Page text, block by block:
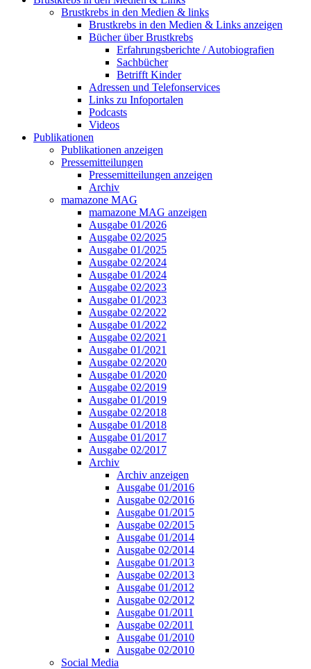
Brustkrebs in den Medien & links
Brustkrebs in den Medien & Links anzeigen
Bücher über Brustkrebs
Erfahrungsberichte / Autobiografien
Sachbücher
Betrifft Kinder
Adressen und Telefonservices
Links zu Infoportalen
Podcasts
Videos
Publikationen
Publikationen anzeigen
Pressemitteilungen
Pressemitteilungen anzeigen
Archiv
mamazone MAG
mamazone MAG anzeigen
Ausgabe 01/2026
Ausgabe 02/2025
Ausgabe 01/2025
Ausgabe 02/2024
Ausgabe 01/2024
Ausgabe 02/2023
Ausgabe 01/2023
Ausgabe 02/2022
Ausgabe 01/2022
Ausgabe 02/2021
Ausgabe 01/2021
Ausgabe 02/2020
Ausgabe 01/2020
Ausgabe 02/2019
Ausgabe 01/2019
Ausgabe 02/2018
Ausgabe 01/2018
Ausgabe 01/2017
Ausgabe 02/2017
Archiv
Archiv anzeigen
Ausgabe 01/2016
Ausgabe 02/2016
Ausgabe 01/2015
Ausgabe 02/2015
Ausgabe 01/2014
Ausgabe 02/2014
Ausgabe 01/2013
Ausgabe 02/2013
Ausgabe 01/2012
Ausgabe 02/2012
Ausgabe 01/2011
Ausgabe 02/2011
Ausgabe 01/2010
Ausgabe 02/2010
Social Media